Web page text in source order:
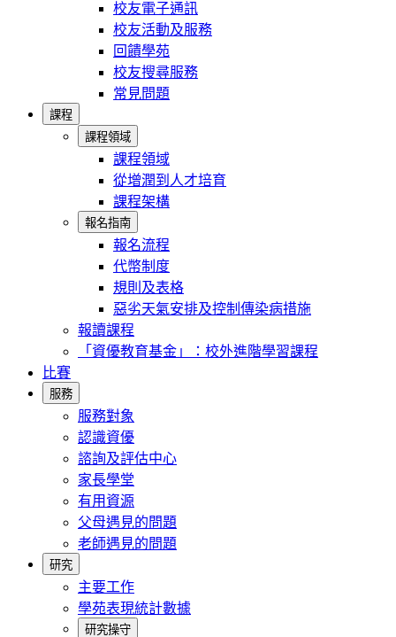
校友電子通訊
校友活動及服務
回饋學苑
校友搜尋服務
常見問題
課程
課程領域
課程領域
從增潤到人才培育
課程架構
報名指南
報名流程
代幣制度
規則及表格
惡劣天氣安排及控制傳染病措施
報讀課程
「資優教育基金」：校外進階學習課程
比賽
服務
服務對象
認識資優
諮詢及評估中心
家長學堂
有用資源
父母遇見的問題
老師遇見的問題
研究
主要工作
學苑表現統計數據
研究操守